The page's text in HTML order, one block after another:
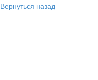
Вернуться назад